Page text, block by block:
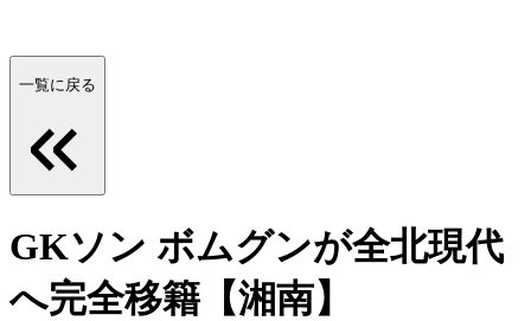
一覧に戻る
GKソン ボムグンが全北現代
へ完全移籍【湘南】